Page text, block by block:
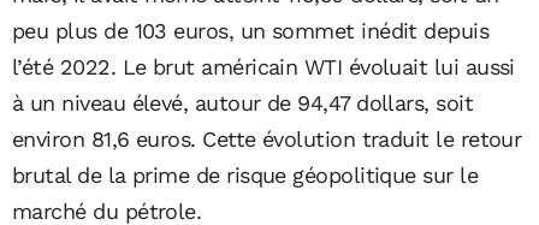
peu plus de 103 euros, un sommet inédit depuis
l’été 2022. Le brut américain WTI évoluait lui aussi
à un niveau élevé, autour de 94,47 dollars, soit
environ 81,6 euros. Cette évolution traduit le retour
brutal de la prime de risque géopolitique sur le
marché du pétrole.